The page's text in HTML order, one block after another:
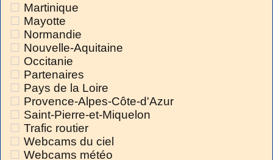
Martinique
Mayotte
Normandie
Nouvelle-Aquitaine
Occitanie
Partenaires
Pays de la Loire
Provence-Alpes-Côte-d'Azur
Saint-Pierre-et-Miquelon
Trafic routier
Webcams du ciel
Webcams météo